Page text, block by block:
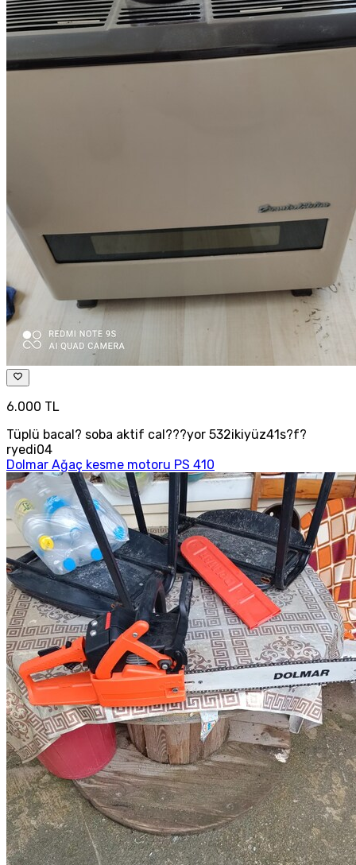
6.000 TL
Tüplü bacal? soba aktif cal???yor 532ikiyüz41s?f?
ryedi04
Dolmar Ağaç kesme motoru PS 410